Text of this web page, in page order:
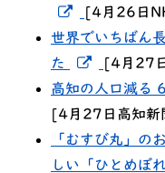
新しいウィ
[4月26日
世界でいちばん
た
新しいウ
[4月27
高知の人口減る
[4月27日高知新
「むすび丸」の
しい「ひとめぼ